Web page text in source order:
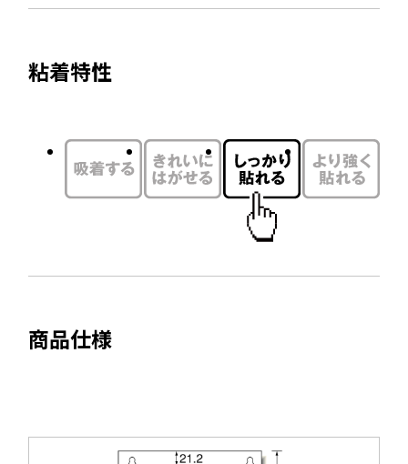
を
開
ま
す
粘着特性
商品仕様